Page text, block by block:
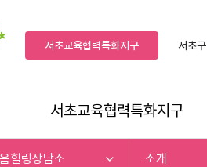
서초교육협력특화지구 서초구
서초교육협력특화지구
힐링상담소 소개